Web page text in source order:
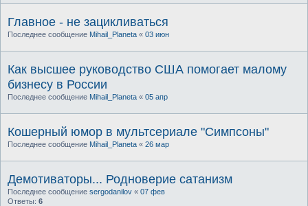
Главное - не зацикливаться
Последнее сообщение Mihail_Planeta « 03 июн
Как высшее руководство США помогает малому
бизнесу в России
Последнее сообщение Mihail_Planeta « 05 апр
Кошерный юмор в мультсериале "Симпсоны"
Последнее сообщение Mihail_Planeta « 26 мар
Демотиваторы... Родноверие сатанизм
Последнее сообщение sergodanilov « 07 фев
Ответы: 6